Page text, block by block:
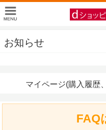
お知らせ
マイページ(購入履歴
FAQ